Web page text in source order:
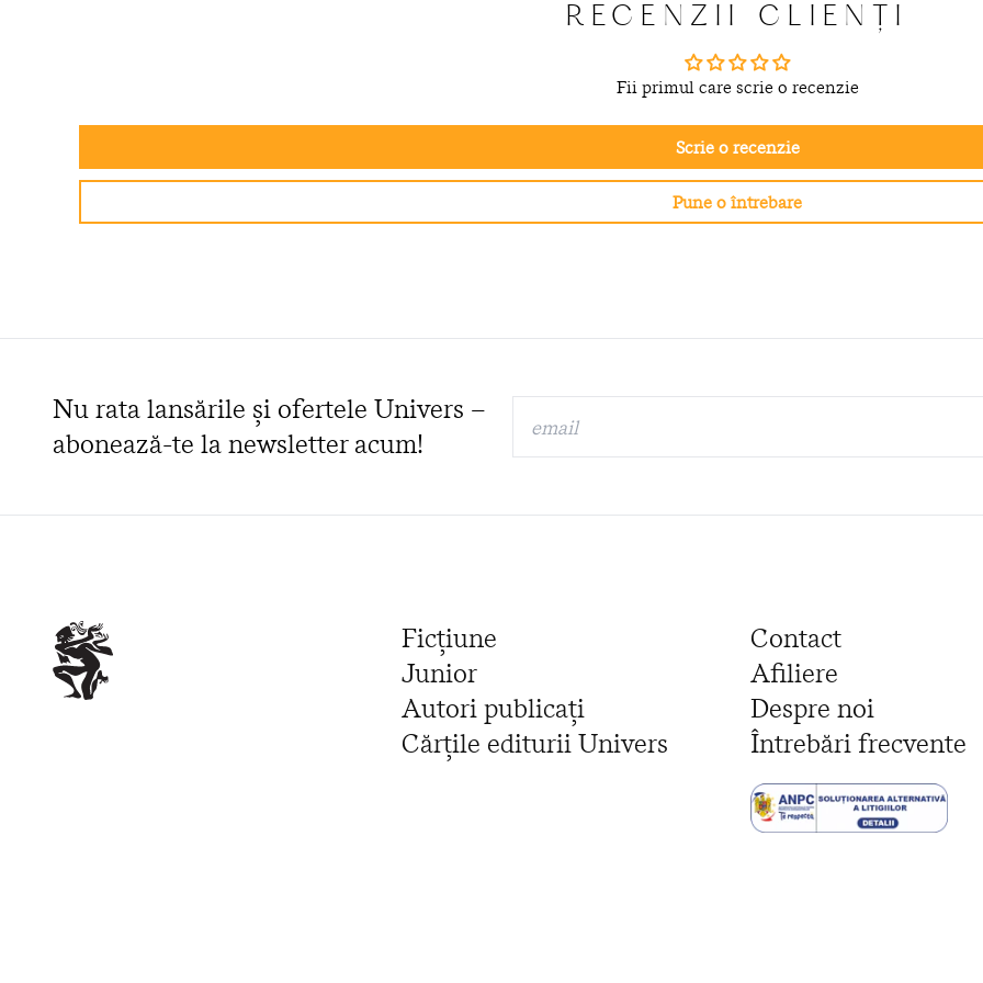
RECENZII CLIENȚI
Fii primul care scrie o recenzie
Scrie o recenzie
Pune o întrebare
Nu rata lansările și ofertele Univers –
abonează-te la newsletter acum!
Ficțiune
Junior
Autori publicați
Cărțile editurii Univers
Contact
Afiliere
Despre noi
Întrebări frecvente